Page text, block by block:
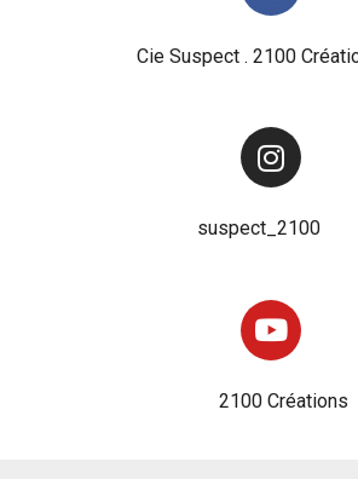
Cie Suspect . 2100
suspect_2100
2100 Créations